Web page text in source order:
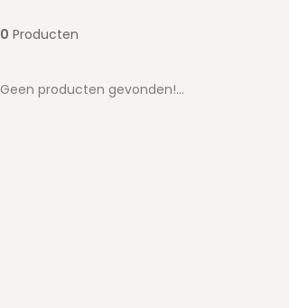
0 Producten
Geen producten gevonden!...